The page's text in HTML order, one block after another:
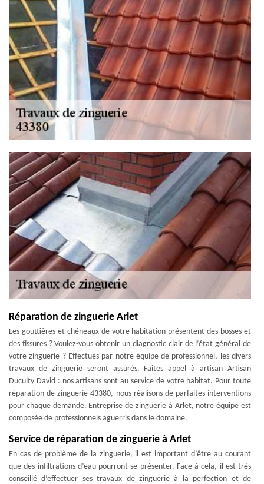
Réparation de zinguerie Arlet
Les gouttières et chéneaux de votre habitation présentent des bosses et
des fissures ? Voulez-vous obtenir un diagnostic clair de l’état général de
votre zinguerie ? Effectués par notre équipe de professionnel, les divers
travaux de zinguerie seront assurés. Faites appel à artisan Artisan
Duculty David : nos artisans sont au service de votre habitat. Pour toute
réparation de zinguerie 43380, nous réalisons de parfaites interventions
pour chaque demande. Entreprise de zinguerie à Arlet, notre équipe est
composée de professionnels aguerris dans le domaine.
Service de réparation de zinguerie à Arlet
En cas de problème de la zinguerie, il est important d’être au courant
que des infiltrations d’eau pourront se présenter. Face à cela, il est très
conseillé d’effectuer ses travaux de zinguerie à la perfection et de